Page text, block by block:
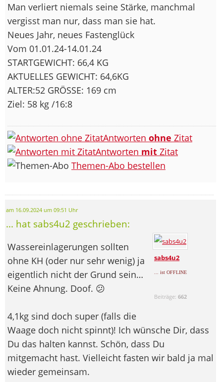
Man verliert niemals seine Stärke, manchmal
vergisst man nur, dass man sie hat.
Neues Jahr, neues Fastenglück
Vom 01.01.24-14.01.24
STARTGEWICHT: 66,4 KG
AKTUELLES GEWICHT: 64,6KG
ALTER:52 GRÖSSE: 169 cm
Ziel: 58 kg /16:8
Antworten ohne Zitat
Antworten mit Zitat
Themen-Abo bestellen
am 16.09.2024 um 09:51 Uhr
... hat sabs4u2 geschrieben:
sabs4u2
... ist OFFLINE
Beiträge:662
Wassereinlagerungen sollten
ohne KH (oder nur sehr wenig) ja
eigentlich nicht der Grund sein…
Keine Ahnung. Doof. 😕
4,1kg sind doch super (falls die
Waage doch nicht spinnt)! Ich wünsche Dir, dass
Du das halten kannst. Schön, dass Du
mitgemacht hast. Vielleicht fasten wir bald ja mal
wieder gemeinsam.